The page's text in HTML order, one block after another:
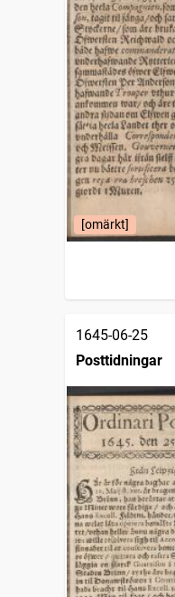
[omärkt]
1645-06-25
Posttidningar